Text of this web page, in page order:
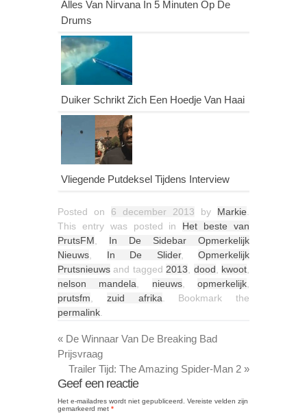
Alles Van Nirvana In 5 Minuten Op De
Drums
Duiker Schrikt Zich Een Hoedje Van Haai
Vliegende Putdeksel Tijdens Interview
Posted on 6 december 2013 by Markie
This entry was posted in Het beste van
PrutsFM
In De Sidebar Opmerkelijk
Nieuws
In De Slider, Opmerkelijk
Prutsnieuws and tagged 2013 dood kwoot
nelson mandela
nieuws,opmerkelijk
prutsfm
zuid afrika . Bookmark the
permalink
« De Winnaar Van De Breaking Bad
Prijsvraag
Trailer Tijd: The Amazing Spider-Man 2 »
Geef een reactie
Het e-mailadres wordt niet gepubliceerd.
Vereiste velden zijn
gemarkeerd met *